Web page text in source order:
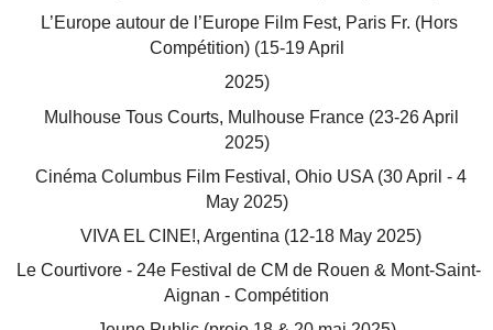
L’Europe autour de l’Europe Film Fest, Paris Fr. (Hors
Compétition) (15-19 April
2025)
Mulhouse Tous Courts, Mulhouse France (23-26 April
2025)
Cinéma Columbus Film Festival, Ohio USA (30 April - 4
May 2025)
VIVA EL CINE!, Argentina (12-18 May 2025)
Le Courtivore - 24e Festival de CM de Rouen & Mont-Saint-
Aignan - Compétition